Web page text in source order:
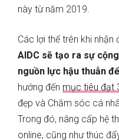
này từ năm 2019.
Các lợi thế trên khi nhận
AIDC sẽ tạo ra sự
nguồn lực hậu thuẫn
hướng đến mục tiêu đạt
đẹp và Chăm sóc cá
Trong đó, nâng cấp hệ
online, cũng như thúc